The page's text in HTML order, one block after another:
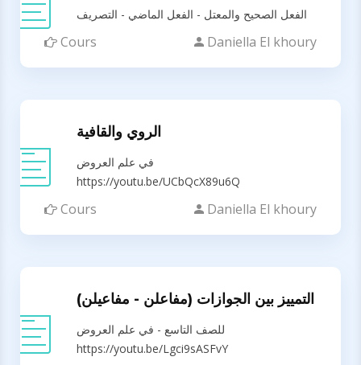
الفعل الصحيح والمعتل - الفعل الماضي - التصريف
Cours Daniella El khoury
الروي والقافية
في علم العروض
https://youtu.be/UCbQcX89u6Q
Cours Daniella El khoury
التمييز بين الجوازات (مفاعلن - مفاعيلن)
للصف التاسع - في علم العروض
https://youtu.be/Lgci9sASFvY